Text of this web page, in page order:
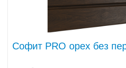
Софит PRO орех без